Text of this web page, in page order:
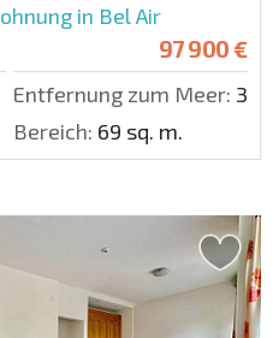
in Bel Air
97 900 €
Entfernung zum Meer: 300
Bereich: 69 sq. m.